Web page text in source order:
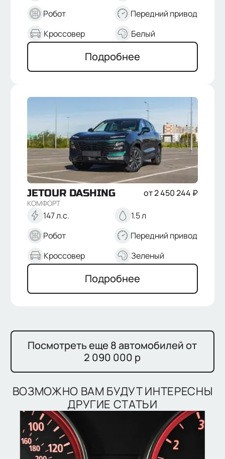
Робот
Передний привод
Кроссовер
Белый
Подробнее
JETOUR DASHING от2 450 244 ₽
КОМФОРТ
147 л.с.
1.5 л
Робот
Передний привод
Кроссовер
Зеленый
Подробнее
Посмотреть еще 8 автомобилей от
2 090 000 р
ВОЗМОЖНО ВАМ БУДУТ ИНТЕРЕСНЫ
ДРУГИЕ СТАТЬИ